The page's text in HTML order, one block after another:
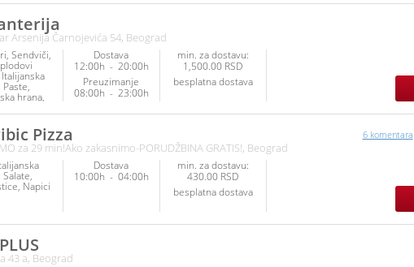
hrana
Poslastice
Arsenija Čarnojevića 54, Beograd
Sendviči
Italijanska
Paste
hrana
Salate
Pečenje
Napici
Dostava
12:00h - 20:00h
Preuzimanje
08:00h - 23:00h
min. za dostavu:
1,500.00 RSD
besplatna dostava
Pizza
za 29 min!Ako zakasnimo-PORUDŽBINA GRATIS!, Beograd
Salate
Napici
Dostava
10:00h - 04:00h
min. za dostavu:
430.00 RSD
besplatna dostava
6 komentara
43 a, Beograd